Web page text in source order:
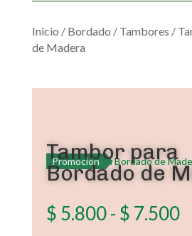
Inicio / Bordado / Tambores /
de Madera
Promoción
Tambor para
Bordado de
$ 5.800- $ 7.500